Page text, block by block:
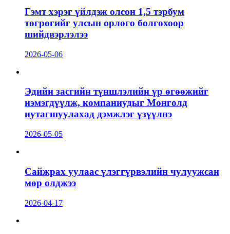
Гэмт хэрэг үйлдэж олсон 1,5 тэрбум
төгрөгийг улсын орлого болгохоор
шийдвэрлэлээ
2026-05-06
Эдийн засгийн түншлэлийн үр өгөөжийг
нэмэгдүүлж, компаниудыг Монголд
нутагшуулахад дэмжлэг үзүүлнэ
2026-05-05
Сайжрах уулаас үлэггүрвэлийн чулуужсан
мөр олджээ
2026-04-17